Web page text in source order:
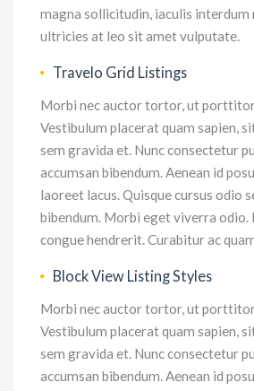
magna sollicitudin, iaculis interdum
ultricies at leo sit amet vulputate.
Travelo Grid Listings
Morbi nec auctor tortor, ut
Vestibulum placerat quam sapien,
sem gravida et. Nunc consectetur
accumsan bibendum. Aenean id
laoreet lacus. Quisque cursus odio
bibendum. Morbi eget viverra odio.
congue hendrerit. Curabitur ac
Block View Listing Styles
Morbi nec auctor tortor, ut
Vestibulum placerat quam sapien,
sem gravida et. Nunc consectetur
accumsan bibendum. Aenean id